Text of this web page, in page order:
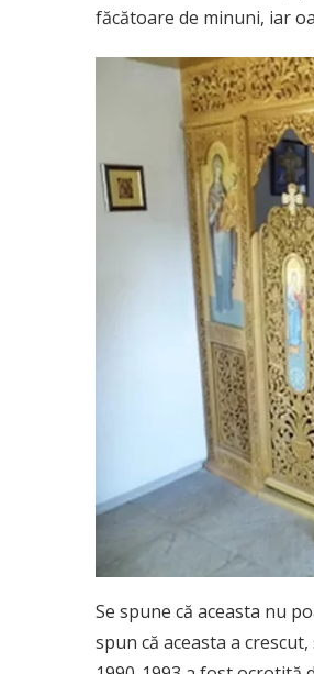
făcătoare de minuni, iar
Se spune că aceasta nu
spun că aceasta a